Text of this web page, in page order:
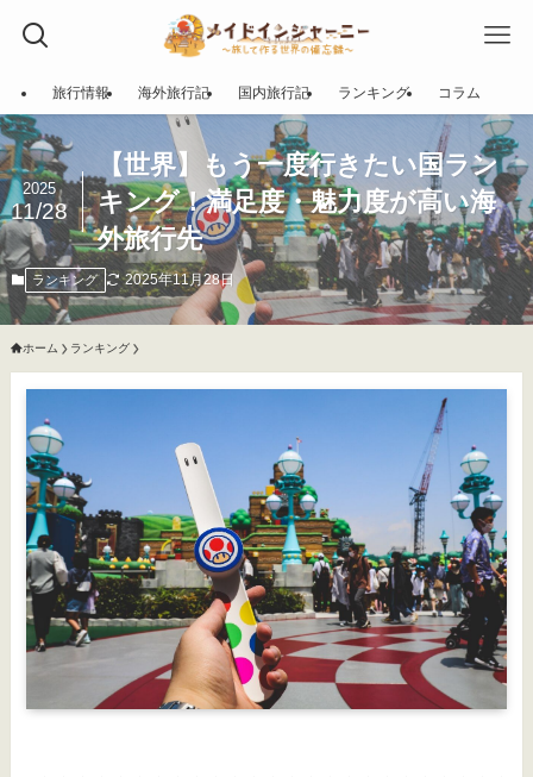
旅行情報 海外旅行記 国内旅行記 ランキング コラム
【世界】もう一度行きたい国ラン
キング！満足度・魅力度が高い海
外旅行先
2025
11/28
ランキング 2025年11月28日
ホーム ランキング